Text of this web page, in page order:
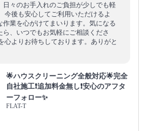
日々のお手入れのご負担が少しでも軽
今後も安心してご利用いただけるよ
作業を心がけてまいります。気になる
ら、いつでもお気軽にご相談くださ
心よりお待ちしております。ありがと
🌟ハウスクリーニング全般対応🌟完全
自社施工❗️追加料金無し❗️安心のアフタ
ーフォロー✨
FLAT-T